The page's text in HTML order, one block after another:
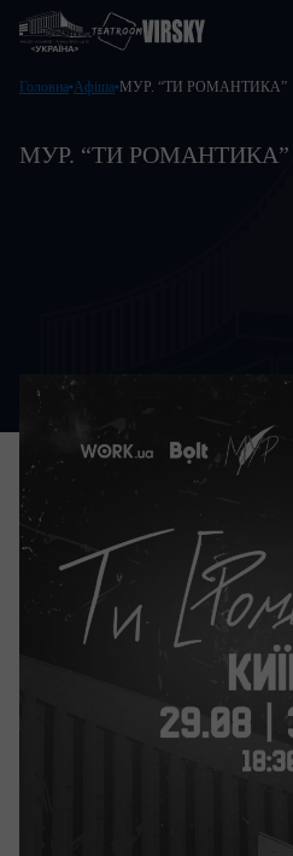
Головна Афіша МУР. “ТИ РОМАНТИКА”
МУР. “ТИ РОМАНТИКА”